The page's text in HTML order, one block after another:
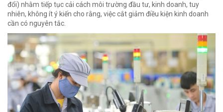
đổi) nhằm tiếp tục cải cách môi trường đầu tư, kinh doanh, tuy
nhiên, không ít ý kiến cho rằng, việc cắt giảm điều kiện kinh doanh
cần có nguyên tắc.